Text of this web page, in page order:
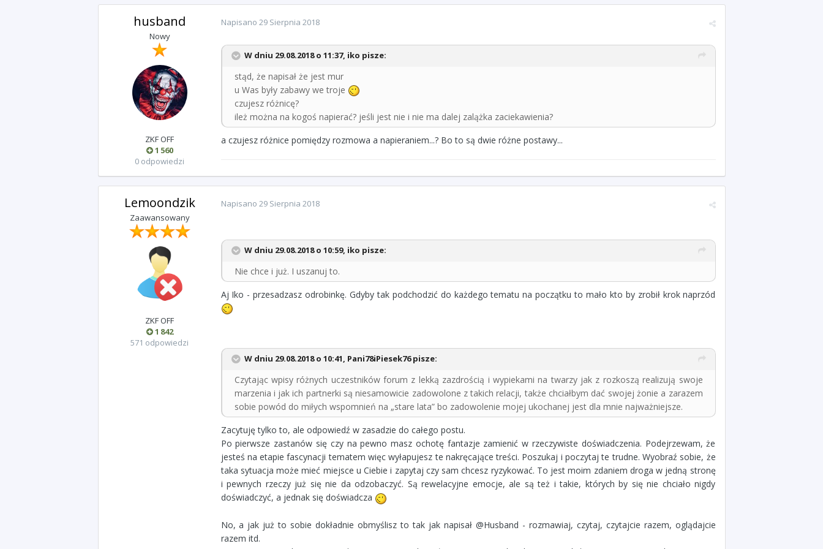
husband
Nowy
ZKF OFF
1 560
0 odpowiedzi
Napisano 29 Sierpnia 2018
W dniu 29.08.2018 o 11:37, iko pisze:
stąd, że napisał że jest mur
u Was były zabawy we troje
czujesz różnicę?
ileż można na kogoś napierać? jeśli jest nie i nie ma dalej zalążka zaciekawienia?
a czujesz różnice pomiędzy rozmowa a napieraniem...? Bo to są dwie różne postawy...
Lemoondzik
Zaawansowany
ZKF OFF
1 842
571 odpowiedzi
Napisano 29 Sierpnia 2018
W dniu 29.08.2018 o 10:59, iko pisze:
Nie chce i już. I uszanuj to.
Aj Iko - przesadzasz odrobinkę. Gdyby tak podchodzić do każdego tematu na początku to mało kto by zrobił krok naprzód
W dniu 29.08.2018 o 10:41, Pani78iPiesek76 pisze:
Czytając wpisy różnych uczestników forum z lekką zazdrością i wypiekami na twarzy jak z rozkoszą realizują swoje
marzenia i jak ich partnerki są niesamowicie zadowolone z takich relacji, także chciałbym dać swojej żonie a zarazem
sobie powód do miłych wspomnień na „stare lata” bo zadowolenie mojej ukochanej jest dla mnie najważniejsze.
Zacytuję tylko to, ale odpowiedź w zasadzie do całego postu.
Po pierwsze zastanów się czy na pewno masz ochotę fantazje zamienić w rzeczywiste doświadczenia. Podejrzewam, że
jesteś na etapie fascynacji tematem więc wyłapujesz te nakręcające treści. Poszukaj i poczytaj te trudne. Wyobraź sobie, że
taka sytuacja może mieć miejsce u Ciebie i zapytaj czy sam chcesz ryzykować. To jest moim zdaniem droga w jedną stronę
i pewnych rzeczy już się nie da odzobaczyć. Są rewelacyjne emocje, ale są też i takie, których by się nie chciało nigdy
doświadczyć, a jednak się doświadcza
No, a jak już to sobie dokładnie obmyślisz to tak jak napisał @Husband - rozmawiaj, czytaj, czytajcie razem, oglądajcie
razem itd.